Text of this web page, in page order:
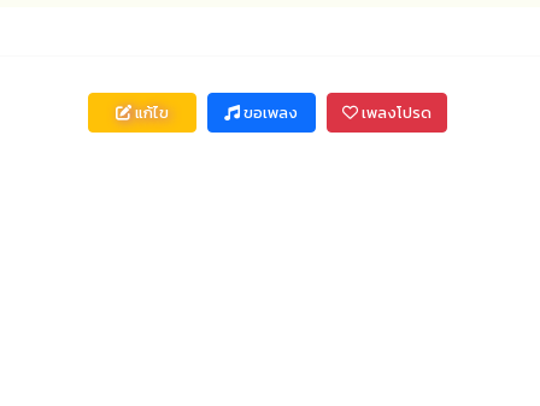
แก้ไข ขอเพลง เพลงโปรด